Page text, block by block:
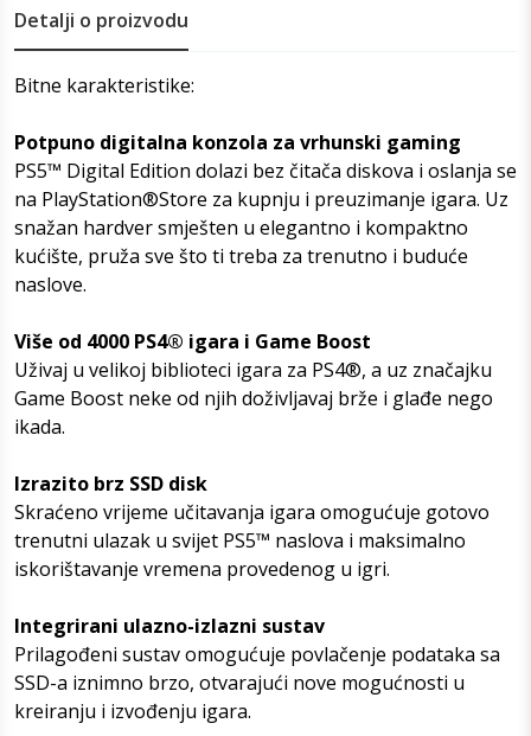
Detalji o proizvodu
Bitne karakteristike:
Potpuno digitalna konzola za vrhunski gaming
PS5™ Digital Edition dolazi bez čitača diskova i oslanja se
na PlayStation®Store za kupnju i preuzimanje igara. Uz
snažan hardver smješten u elegantno i kompaktno
kućište, pruža sve što ti treba za trenutno i buduće
naslove.
Više od 4000 PS4® igara i Game Boost
Uživaj u velikoj biblioteci igara za PS4®, a uz značajku
Game Boost neke od njih doživljavaj brže i glađe nego
ikada.
Izrazito brz SSD disk
Skraćeno vrijeme učitavanja igara omogućuje gotovo
trenutni ulazak u svijet PS5™ naslova i maksimalno
iskorištavanje vremena provedenog u igri.
Integrirani ulazno-izlazni sustav
Prilagođeni sustav omogućuje povlačenje podataka sa
SSD-a iznimno brzo, otvarajući nove mogućnosti u
kreiranju i izvođenju igara.